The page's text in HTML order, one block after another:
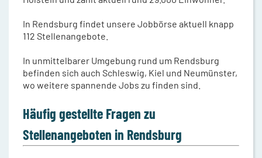
In Rendsburg findet unsere Jobbörse aktuell knapp
112 Stellenangebote.
In unmittelbarer Umgebung rund um Rendsburg
befinden sich auch Schleswig, Kiel und Neumünster,
wo weitere spannende Jobs zu finden sind.
Häufig gestellte Fragen zu
Stellenangeboten in Rendsburg